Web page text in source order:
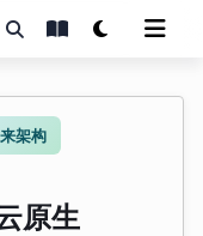
架构
原生